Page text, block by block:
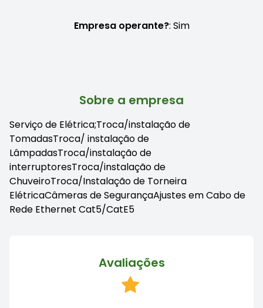
Empresa operante?: Sim
Sobre a empresa
Serviço de Elétrica;Troca/instalação de
TomadasTroca/ instalação de
LâmpadasTroca/instalação de
interruptoresTroca/instalação de
ChuveiroTroca/Instalação de Torneira
ElétricaCâmeras de SegurançaAjustes em Cabo de
Rede Ethernet Cat5/CatE5
Avaliações